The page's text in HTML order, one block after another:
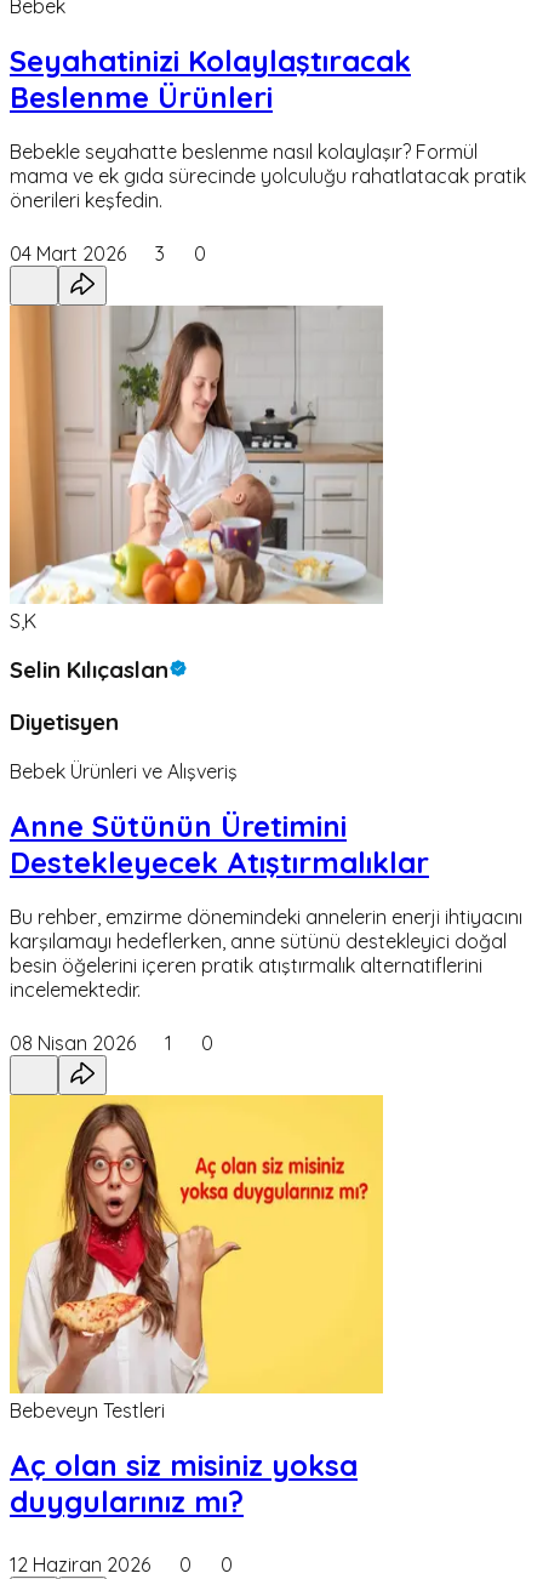
Bebek
Seyahatinizi Kolaylaştıracak
Beslenme Ürünleri
Bebekle seyahatte beslenme nasıl kolaylaşır? Formül
mama ve ek gıda sürecinde yolculuğu rahatlatacak pratik
önerileri keşfedin.
04 Mart 2026 3 0
S,K
Selin Kılıçaslan
Diyetisyen
Bebek Ürünleri ve Alışveriş
Anne Sütünün Üretimini
Destekleyecek Atıştırmalıklar
Bu rehber, emzirme dönemindeki annelerin enerji ihtiyacını
karşılamayı hedeflerken, anne sütünü destekleyici doğal
besin öğelerini içeren pratik atıştırmalık alternatiflerini
incelemektedir.
08 Nisan 2026 1 0
Bebeveyn Testleri
Aç olan siz misiniz yoksa
duygularınız mı?
12 Haziran 2026 0 0